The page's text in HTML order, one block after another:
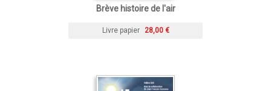
Brève histoire de l'air
Livre papier 28,00 €